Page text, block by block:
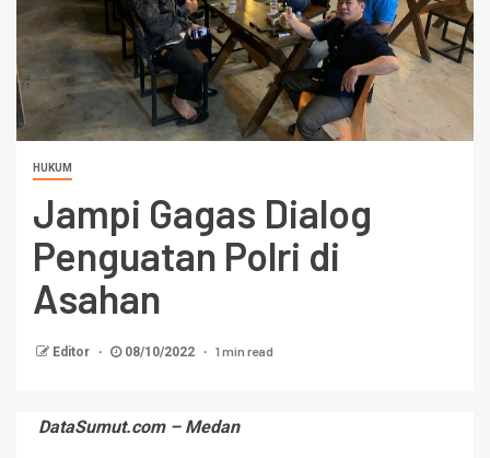
HUKUM
Jampi Gagas Dialog
Penguatan Polri di
Asahan
Editor 08/10/2022 1 min read
DataSumut.com – Medan